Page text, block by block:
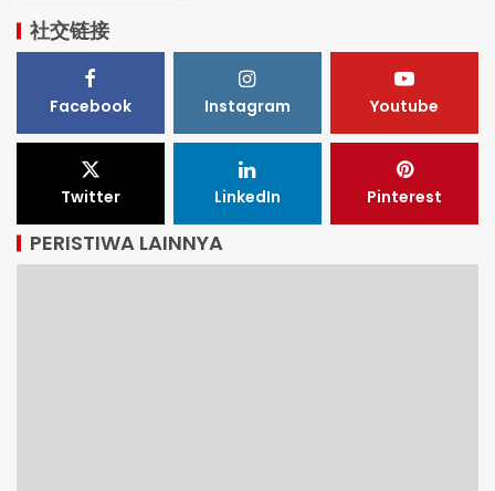
社交链接
Facebook Instagram Youtube
Twitter LinkedIn Pinterest
PERISTIWA LAINNYA